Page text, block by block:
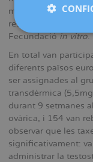
mitjançant
reserva ovàrica que
Fecundacióin vitro.
En total van
diferents països
ser assignades al
transdèrmica
durant 9 setmanes
ovàrica, i 154 van
observar que les
significativament:
administrar la